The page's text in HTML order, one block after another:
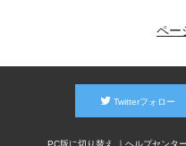
ペー
Twitterフォロー
PC版に切り替え ヘルプセンター